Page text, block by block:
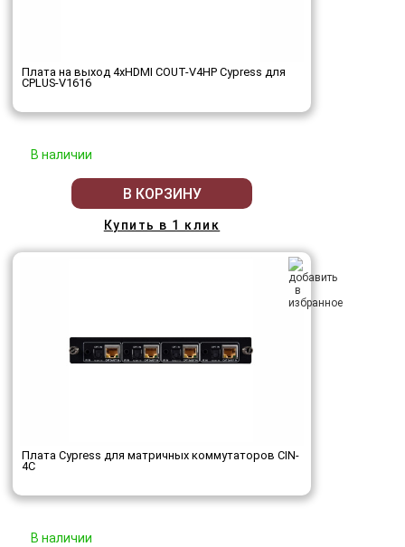
Плата на выход 4хHDMI COUT-V4HP Cypress для
CPLUS-V1616
В наличии
В КОРЗИНУ
Купить в 1 клик
Плата Cypress для матричных коммутаторов CIN-
4C
В наличии